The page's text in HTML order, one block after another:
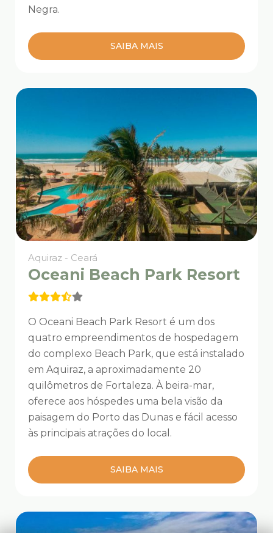
Negra.
SAIBA MAIS
Aquiraz - Ceará
Oceani Beach Park Resort
O Oceani Beach Park Resort é um dos
quatro empreendimentos de hospedagem
do complexo Beach Park, que está instalado
em Aquiraz, a aproximadamente 20
quilômetros de Fortaleza. À beira-mar,
oferece aos hóspedes uma bela visão da
paisagem do Porto das Dunas e fácil acesso
às principais atrações do local.
SAIBA MAIS